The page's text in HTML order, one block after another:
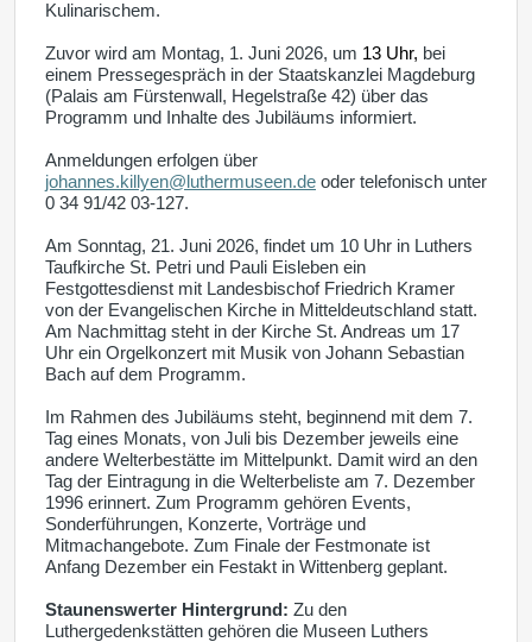
Kulinarischem.
Zuvor wird am Montag, 1. Juni 2026, um 13 Uhr, bei
einem Pressegespräch in der Staatskanzlei Magdeburg
(Palais am Fürstenwall, Hegelstraße 42) über das
Programm und Inhalte des Jubiläums informiert.
Anmeldungen erfolgen über
johannes.killyen@luthermuseen.de oder telefonisch unter
0 34 91/42 03-127.
Am Sonntag, 21. Juni 2026, findet um 10 Uhr in Luthers
Taufkirche St. Petri und Pauli Eisleben ein
Festgottesdienst mit Landesbischof Friedrich Kramer
von der Evangelischen Kirche in Mitteldeutschland statt.
Am Nachmittag steht in der Kirche St. Andreas um 17
Uhr ein Orgelkonzert mit Musik von Johann Sebastian
Bach auf dem Programm.
Im Rahmen des Jubiläums steht, beginnend mit dem 7.
Tag eines Monats, von Juli bis Dezember jeweils eine
andere Welterbestätte im Mittelpunkt. Damit wird an den
Tag der Eintragung in die Welterbeliste am 7. Dezember
1996 erinnert. Zum Programm gehören Events,
Sonderführungen, Konzerte, Vorträge und
Mitmachangebote. Zum Finale der Festmonate ist
Anfang Dezember ein Festakt in Wittenberg geplant.
Staunenswerter Hintergrund: Zu den
Luthergedenkstätten gehören die Museen Luthers